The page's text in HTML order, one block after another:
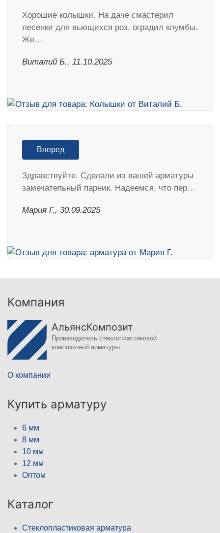
Хорошие колышки. На даче смастерил
лесенки для вьющихся роз, оградил клумбы.
Же…
Виталий Б., 11.10.2025
Вперед
Здравствуйте. Сделали из вашей арматуры
замечательный парник. Надеемся, что пер…
Мария Г., 30.09.2025
Компания
АльянсКомпозит
Производитель стеклопластиковой
композитной арматуры
О компании
Купить арматуру
6 мм
8 мм
10 мм
12 мм
Оптом
Каталог
Стеклопластиковая арматура